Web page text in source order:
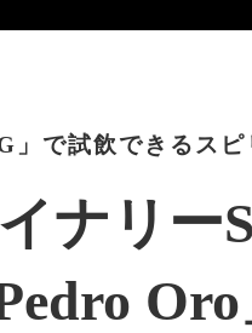
で試飲できるスピ
ナリー
Oro